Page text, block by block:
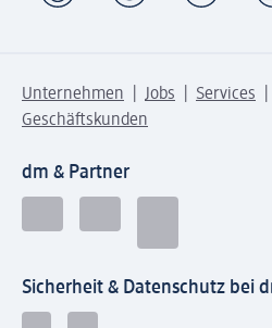
Unternehmen Jobs Services
Geschäftskunden
dm & Partner
Sicherheit & Datenschutz bei